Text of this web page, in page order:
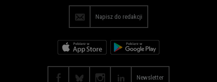
Poznań
Sosnowiec
Toruń
Napisz do redakcji
Newsletter